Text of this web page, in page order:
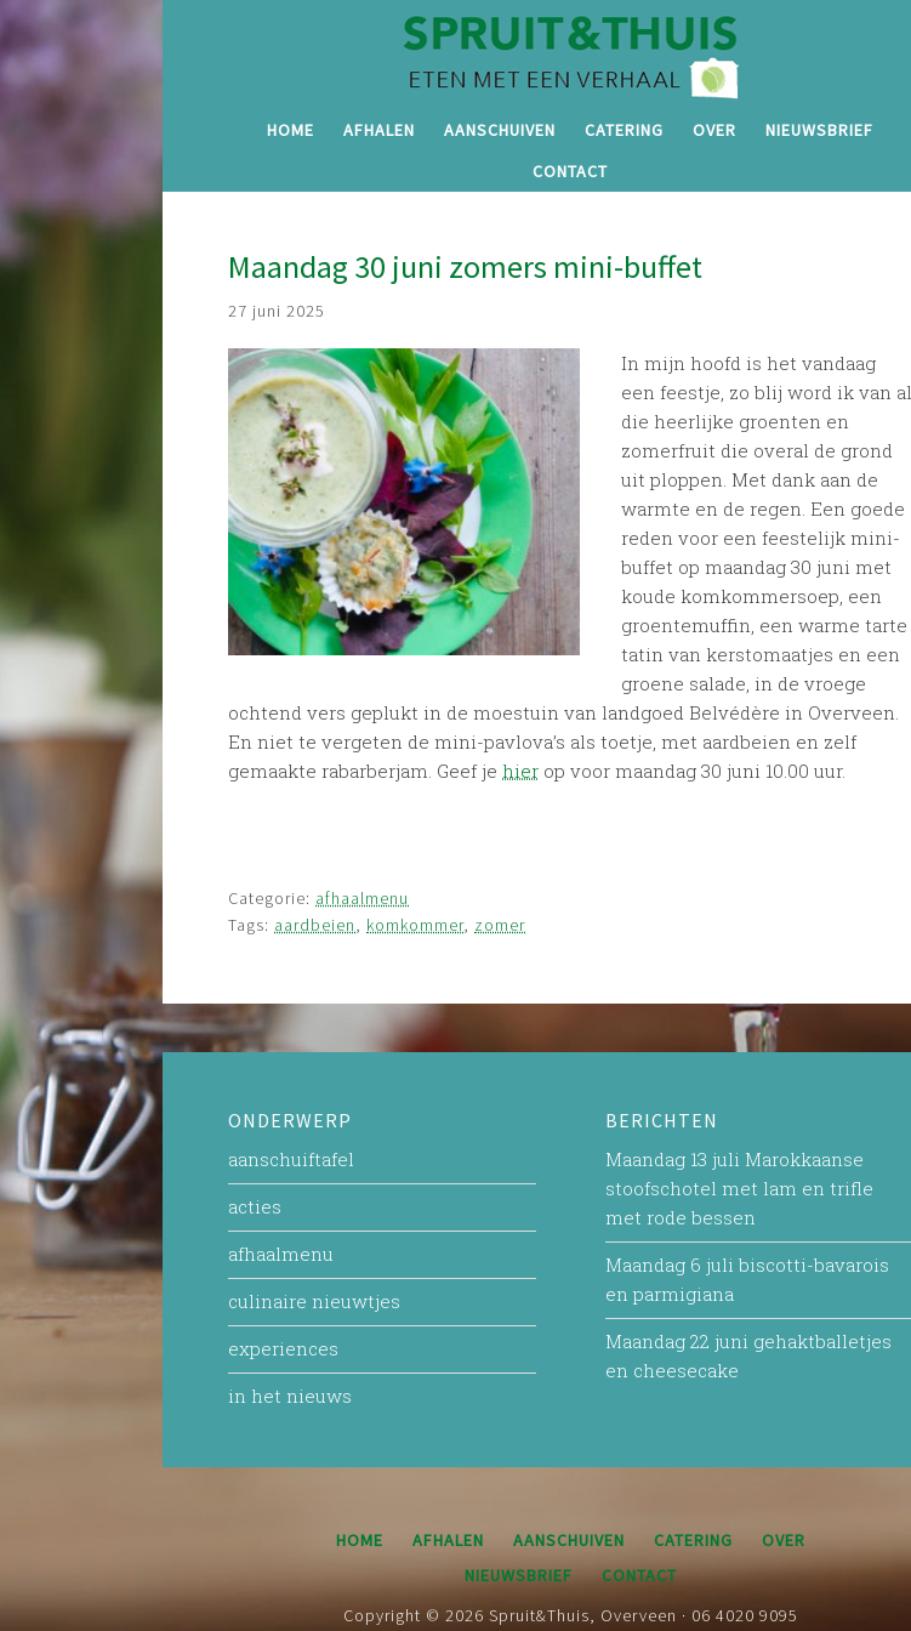
HOME AFHALEN AANSCHUIVEN CATERING OVER
NIEUWSBRIEF
CONTACT
Maandag 30 juni zomers mini-buffet
27 juni 2025
In mijn hoofd is het vandaag
een feestje, zo blij word ik van al
die heerlijke groenten en
zomerfruit die overal de grond
uit ploppen. Met dank aan de
warmte en de regen. Een goede
reden voor een feestelijk mini-
buffet op maandag 30 juni met
koude komkommersoep, een
groentemuffin, een warme tarte
tatin van kerstomaatjes en een
groene salade, in de vroege
ochtend vers geplukt in de moestuin van landgoed Belvédère in Overveen.
En niet te vergeten de mini-pavlova’s als toetje, met aardbeien en zelf
gemaakte rabarberjam. Geef je hier op voor maandag 30 juni 10.00 uur.
Categorie: afhaalmenu
Tags: aardbeien, komkommer, zomer
ONDERWERP
aanschuiftafel
acties
afhaalmenu
culinaire nieuwtjes
experiences
in het nieuws
BERICHTEN
Maandag 13 juli Marokkaanse
stoofschotel met lam en trifle
met rode bessen
Maandag 6 juli biscotti-bavarois
en parmigiana
Maandag 22 juni gehaktballetjes
en cheesecake
HOME AFHALEN AANSCHUIVEN CATERING
OVER
NIEUWSBRIEF
CONTACT
Copyright © 2026 Spruit&Thuis, Overveen · 06 4020 9095